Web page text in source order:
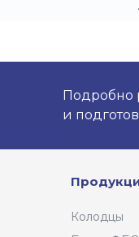
Подробно
и
Колодцы